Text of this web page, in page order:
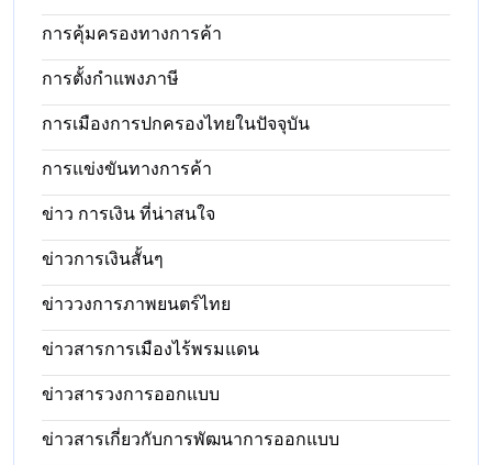
การคุ้มครองทางการค้า
การตั้งกำแพงภาษี
การเมืองการปกครองไทยในปัจจุบัน
การแข่งขันทางการค้า
ข่าว การเงิน ที่น่าสนใจ
ข่าวการเงินสั้นๆ
ข่าววงการภาพยนตร์ไทย
ข่าวสารการเมืองไร้พรมแดน
ข่าวสารวงการออกแบบ
ข่าวสารเกี่ยวกับการพัฒนาการออกแบบ